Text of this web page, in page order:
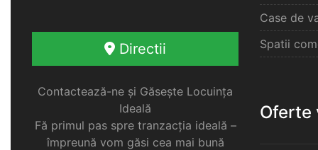
Directii
Contactează-ne și Găsește Locuința
Ideală
Fă primul pas spre tranzacția ideală –
împreună vom găsi cea mai bună
Case de
Spatii
Oferte